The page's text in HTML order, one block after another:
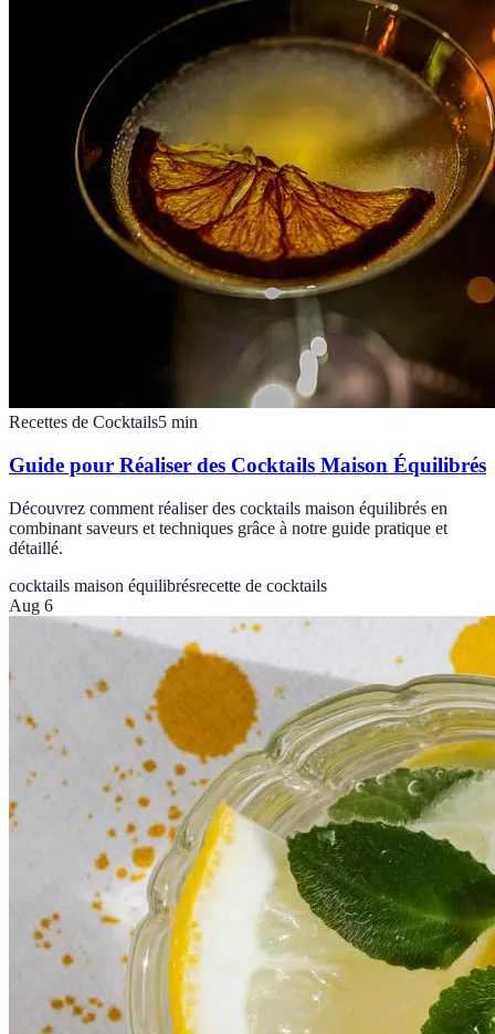
Recettes de Cocktails5 min
Guide pour Réaliser des Cocktails Maison Équilibrés
Découvrez comment réaliser des cocktails maison équilibrés en
combinant saveurs et techniques grâce à notre guide pratique et
détaillé.
cocktails maison équilibrésrecette de cocktails
Aug 6